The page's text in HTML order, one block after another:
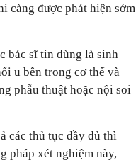
càng được phát hiện sớm
bác sĩ tin dùng là sinh
u bên trong cơ thể và
phẫu thuật hoặc nội soi
các thủ tục đầy đủ thì
pháp xét nghiệm này,